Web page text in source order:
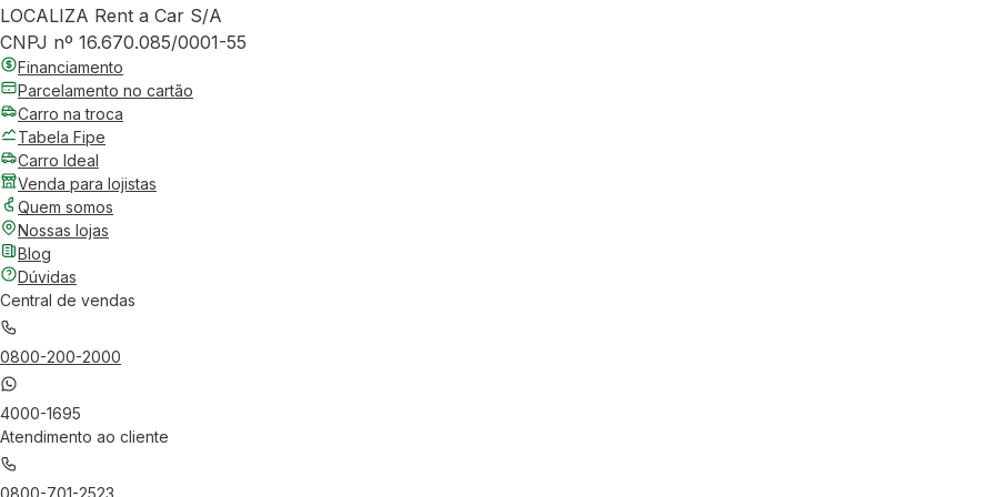
LOCALIZA Rent a Car S/A
CNPJ nº 16.670.085/0001-55
Financiamento
Parcelamento no cartão
Carro na troca
Tabela Fipe
Carro Ideal
Venda para lojistas
Quem somos
Nossas lojas
Blog
Dúvidas
Central de vendas
0800-200-2000
4000-1695
Atendimento ao cliente
0800-701-2523